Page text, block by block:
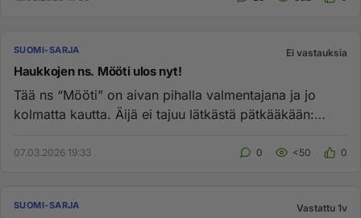
SUOMI-SARJA Ei vastauksia
Haukkojen ns. Mööti ulos nyt!
Tää ns “Mööti” on aivan pihalla valmentajana ja jo
kolmatta kautta. Äijä ei tajuu lätkästä pätkääkään:
07.03.2026 19:33 0 <50 0
SUOMI-SARJA Vastattu 1v